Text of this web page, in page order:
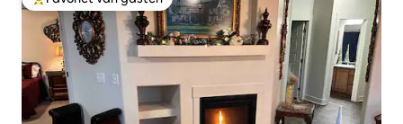
Topfavoriet van gasten